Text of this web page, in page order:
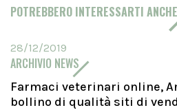
POTREBBERO INTERESSARTI ANCHE
28/12/2019
ARCHIVIO NEWS
Farmaci veterinari online,
bollino di qualità siti di